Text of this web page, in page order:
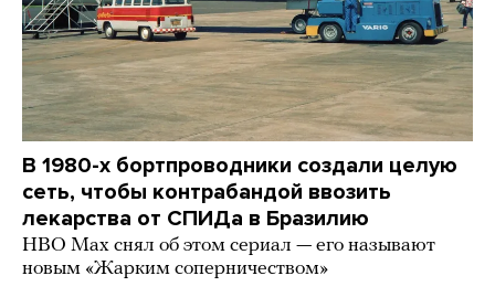
В 1980-х бортпроводники создали целую
сеть, чтобы контрабандой ввозить
лекарства от СПИДа в Бразилию
HBO Max снял об этом сериал — его называют
новым «Жарким соперничеством»